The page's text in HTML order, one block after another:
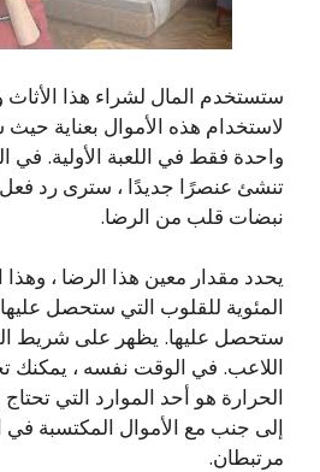
ستستخدم المال لشراء هذا
لاستخدام هذه الأموال بعناية
واحدة فقط في اللعبة الأولية. في
تنشئ عنصرًا جديدًا ، سترى رد
نبضات قلب من الرضا.
يحدد مقدار معين هذا الرضا ، وهذا
المئوية للقلوب التي ستحصل
ستحصل عليها. يظهر على شريط
اللاعب. في الوقت نفسه ، يمكنك
الحرارة هو أحد الموارد التي تحتاج
إلى جنب مع الأموال المكتسبة في
مرتبطان.